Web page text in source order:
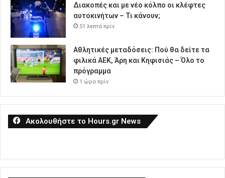
Διακοπές και με νέο κόλπο οι κλέφτες
αυτοκινήτων – Τι κάνουν;
51 λεπτά πρίν
Αθλητικές μεταδόσεις: Πού θα δείτε τα
φιλικά ΑΕΚ, Άρη και Κηφισιάς – Όλο το
πρόγραμμα
1 ώρα πρίν
Ακολουθήστε το Hours.gr News